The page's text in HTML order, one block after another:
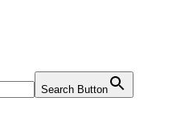
Search Button